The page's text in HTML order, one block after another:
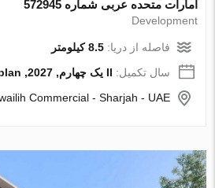
امارات متحده عربی شماره 572945
Development
فاصله از دریا:8.5 کیلومتر
سال تکمیل: II یک چهارم, 2027, off-plan
Commercial - Sharjah - UAE